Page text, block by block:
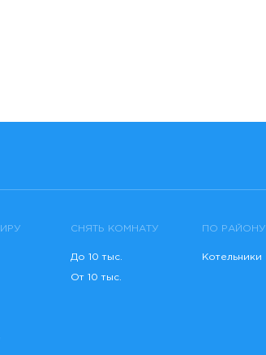
СНЯТЬ КОМНАТУ
До 10 тыс.
От 10 тыс.
ПО РАЙОНУ
Котельники